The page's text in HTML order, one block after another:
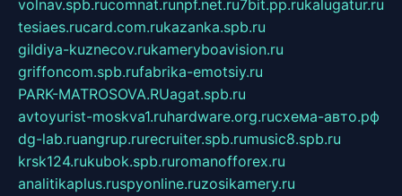
volnav.spb.rucomnat.runpf.net.ru7bit.pp.rukalugatur.ru
tesiaes.rucard.com.rukazanka.spb.ru
gildiya-kuznecov.rukameryboavision.ru
griffoncom.spb.rufabrika-emotsiy.ru
PARK-MATROSOVA.RUagat.spb.ru
avtoyurist-moskva1.ruhardware.org.ruсхема-авто.рф
dg-lab.ruangrup.rurecruiter.spb.rumusic8.spb.ru
krsk124.rukubok.spb.ruromanofforex.ru
analitikaplus.ruspyonline.ruzosikamery.ru